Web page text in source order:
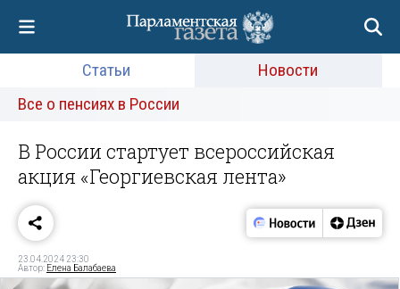
Статьи
Новости
Все о пенсиях в России
В России стартует всероссийская
акция «Георгиевская лента»
23.04.2024 23:30
Автор: Елена Балабаева